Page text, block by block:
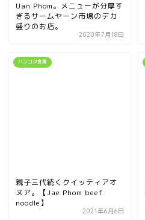
Uan Phom。メニューが分厚す
ぎるサームヤーン市場のデカ
盛りのお店。
2020年7月18日
バンコク食事
親子三代続くクイッティアオ
ヌア。【Jae Phom beef
noodle】
2021年6月6日